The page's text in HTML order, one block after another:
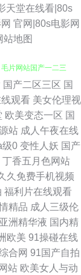
天堂在线看|80s
官网|80s电影网
站地图
播 国产区熟女丝袜
片网站国产一二三
在线 91小视频在线
久尤物天堂 91最新
视频网址 青青草99
艹 91视频网站精选
产91视频在线观看
国产二区三区 国
观看 美女伦理视
欧美变态一区 国
站 成人午夜在线
级0 变性人妖 国产
丁香五月色网站
久免费手机视频
福利片在线观看
精品 成人三级伦
洲精华液 国内精
欧美 91操碰在线
合网 91国产自拍
站 欧美女人与动